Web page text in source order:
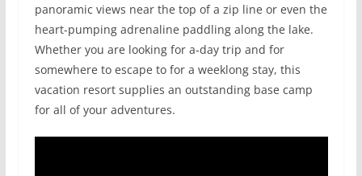
panoramic views near the top of a zip line or even the
heart-pumping adrenaline paddling along the lake.
Whether you are looking for a-day trip and for
somewhere to escape to for a weeklong stay, this
vacation resort supplies an outstanding base camp
for all of your adventures.